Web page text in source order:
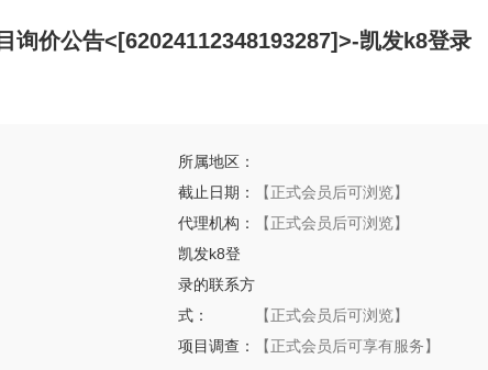
询价公告<[62024112348193287]>-凯发k8登录
所属地区：
截止日期：
【正式会员后可浏览】
代理机构：
【正式会员后可浏览】
凯发k8登
录的联系方
式：
【正式会员后可浏览】
项目调查：
【正式会员后可享有服务】